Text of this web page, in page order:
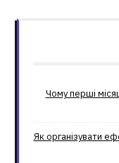
Чому перші
Як організувати